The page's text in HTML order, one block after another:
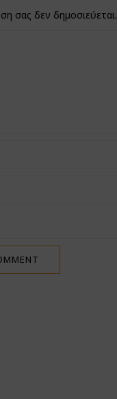
σας δεν δημοσιεύεται.